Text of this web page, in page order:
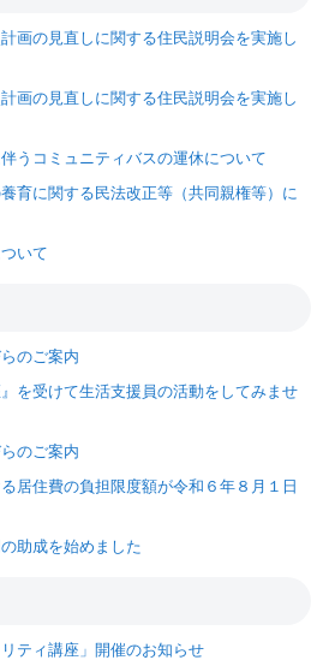
画の見直しに関する住民説明会を実施し
画の見直しに関する住民説明会を実施し
うコミュニティバスの運休について
育に関する民法改正等（共同親権等）に
いて
のご案内
』を受けて生活支援員の活動をしてみませ
のご案内
居住費の負担限度額が令和６年８月１日
助成を始めました
ティ講座」開催のお知らせ